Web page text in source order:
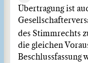
Übertragung ist
des Stimmrechts
die gleichen
Beschlussfassung